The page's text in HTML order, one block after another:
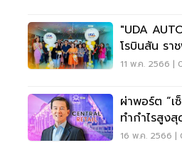
"UDA
โรบินสัน รา
11 พ.ค. 2566 |
ผ่าพอร์ต “เ
ทำกำไรสูงสุ
16 พ.ค. 2566 |